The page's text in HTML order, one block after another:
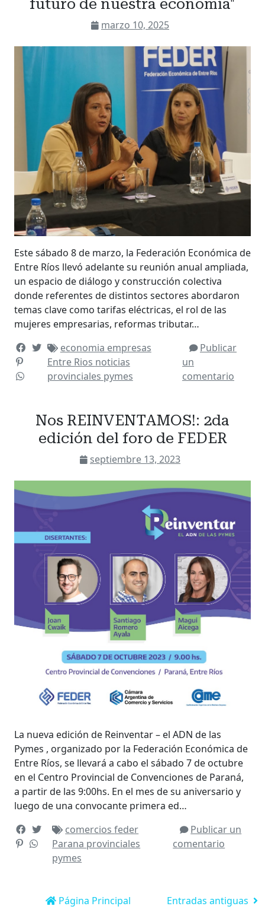
futuro de nuestra economía"
marzo 10, 2025
Este sábado 8 de marzo, la Federación Económica de
Entre Ríos llevó adelante su reunión anual ampliada,
un espacio de diálogo y construcción colectiva
donde referentes de distintos sectores abordaron
temas clave como tarifas eléctricas, el rol de las
mujeres empresarias, reformas tributar…
economia empresas
Entre Rios noticias
provinciales pymes
Publicar
un
comentario
Nos REINVENTAMOS!: 2da
edición del foro de FEDER
septiembre 13, 2023
La nueva edición de Reinventar – el ADN de las
Pymes , organizado por la Federación Económica de
Entre Ríos, se llevará a cabo el sábado 7 de octubre
en el Centro Provincial de Convenciones de Paraná,
a partir de las 9:00hs. En el mes de su aniversario y
luego de una convocante primera ed…
comerciosfeder
Parana provinciales
pymes
Publicar un
comentario
Entradas antiguas
Página Principal